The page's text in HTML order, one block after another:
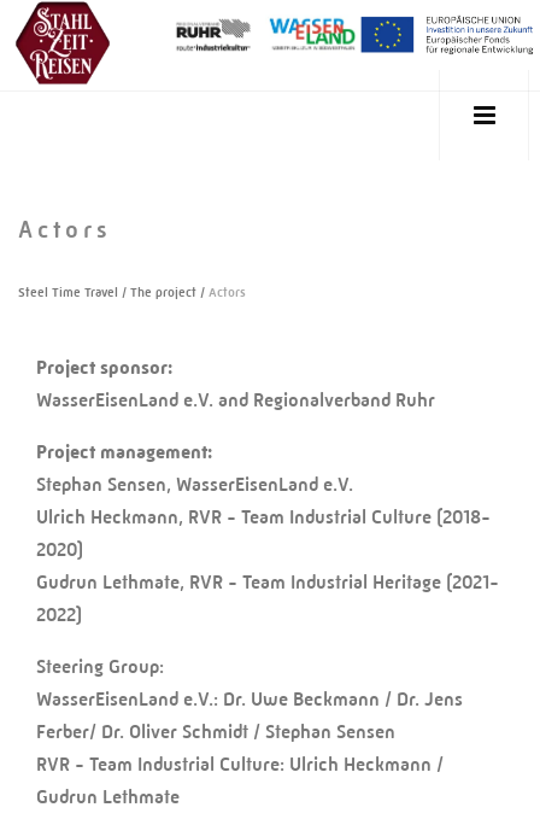
Actors
Steel Time Travel / The project / Actors
Project sponsor:
WasserEisenLand e.V. and Regionalverband Ruhr
Project management:
Stephan Sensen, WasserEisenLand e.V.
Ulrich Heckmann, RVR - Team Industrial Culture (2018-
2020)
Gudrun Lethmate, RVR - Team Industrial Heritage (2021-
2022)
Steering Group:
WasserEisenLand e.V.: Dr. Uwe Beckmann / Dr. Jens
Ferber/ Dr. Oliver Schmidt / Stephan Sensen
RVR - Team Industrial Culture: Ulrich Heckmann /
Gudrun Lethmate